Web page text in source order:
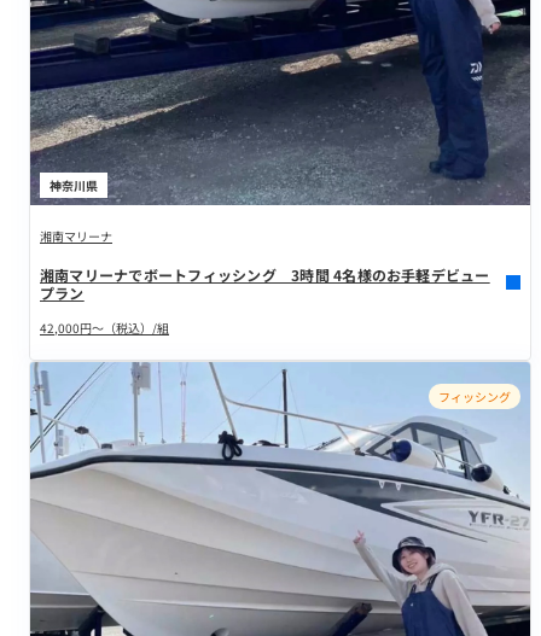
神奈川県
湘南マリーナ
湘南マリーナでボートフィッシング 3時間 4名様のお手軽デビュー
プラン
42,000円～（税込）/組
フィッシング